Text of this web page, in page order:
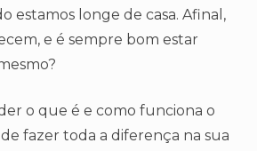
estamos longe de casa. Afinal,
e é sempre bom estar
o que é e como funciona o
fazer toda a diferença na sua